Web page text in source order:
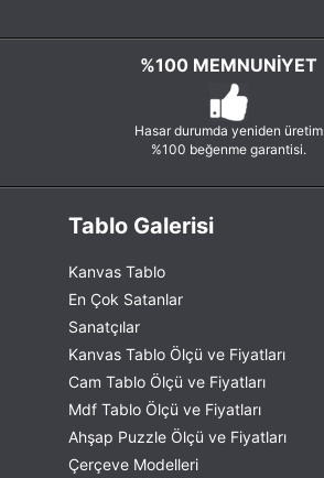
%100 MEMNUNIYET
Hasar durumda yeniden üretim
%100 beğenme garantisi.
Tablo Galerisi
Kanvas Tablo
En Çok Satanlar
Sanatçılar
Kanvas Tablo Ölçü ve Fiyatları
Cam Tablo Ölçü ve Fiyatları
Mdf Tablo Ölçü ve Fiyatları
Ahşap Puzzle Ölçü ve Fiyatları
Çerçeve Modelleri